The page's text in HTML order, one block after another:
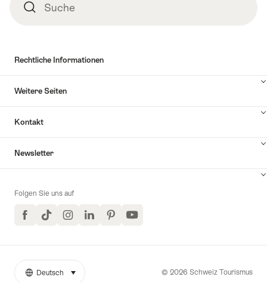
SucheSuche
Rechtliche Informationen
Weitere Seiten
Kontakt
Inhalte
Newsletter
Folgen Sie uns auf
FacebookTikTokInstagramLinkedInPinterestYouTube
Weitere
© 2026 Schweiz Tourismus
Sprache
Deutsch auswählen (klicken um anzuzeigen)